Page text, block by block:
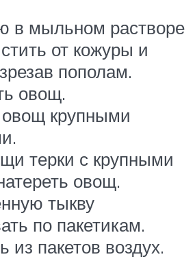
в мыльном растворе
от кожуры и
пополам.
овощ.
овощ крупными
терки с крупными
овощ.
тыкву
по пакетикам.
из пакетов воздух.